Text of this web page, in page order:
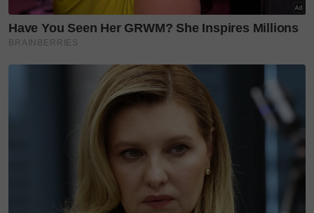
"Ayah suka sesuatu yang unik. Saya ikut dia